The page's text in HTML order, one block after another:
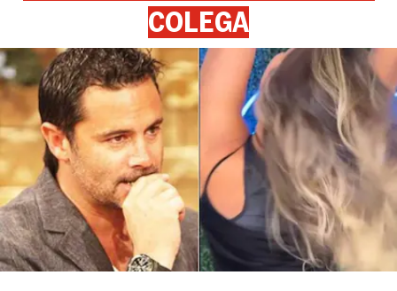
COLEGA